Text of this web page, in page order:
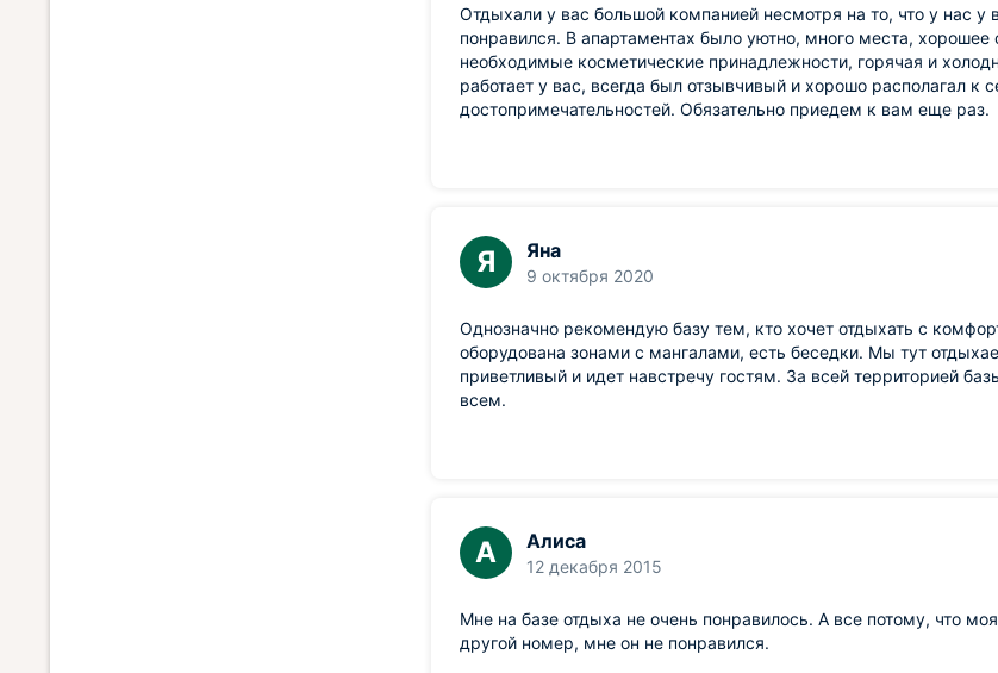
Отдыхали у вас большой компанией несмотря на то, что у нас
понравился. В апартаментах было уютно, много места,
необходимые косметические принадлежности, горячая и
работает у вас, всегда был отзывчивый и хорошо располагал к
достопримечательностей. Обязательно приедем к вам еще раз.
Я Яна
9 октября 2020
Однозначно рекомендую базу тем, кто хочет отдыхать с
оборудована зонами с мангалами, есть беседки. Мы тут
приветливый и идет навстречу гостям. За всей территорией
всем.
А Алиса
12 декабря 2015
Мне на базе отдыха не очень понравилось. А все потому, что
другой номер, мне он не понравился.